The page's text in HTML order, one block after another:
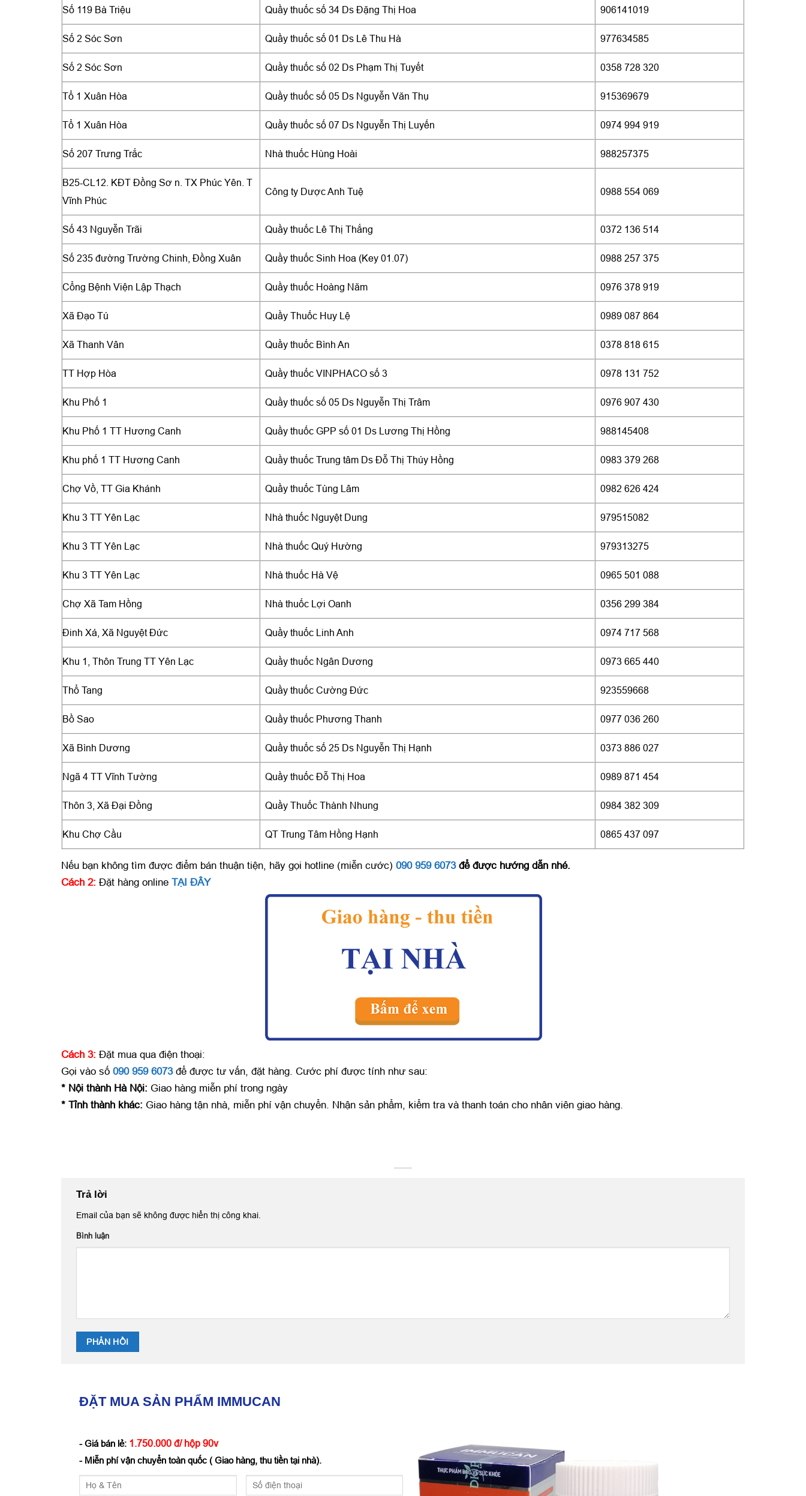
Số 119 Bà Triệu Quầy thuốc số 34 Ds Đặng Thị Hoa 906141019
Số 2 Sóc Sơn Quầy thuốc số 01 Ds Lê Thu Hà 977634585
Số 2 Sóc Sơn Quầy thuốc số 02 Ds Phạm Thị Tuyết 0358 728 320
Tổ 1 Xuân Hòa Quầy thuốc số 05 Ds Nguyễn Văn Thụ 915369679
Tổ 1 Xuân Hòa Quầy thuốc số 07 Ds Nguyễn Thị Luyến 0974 994 919
Số 207 Trưng Trắc Nhà thuốc Hùng Hoài 988257375
B25-CL12. KĐT Đồng Sơ n. TX Phúc Yên. T
Vĩnh Phúc
Công ty Dược Anh Tuệ 0988 554 069
Số 43 Nguyễn Trãi Quầy thuốc Lê Thị Thắng 0372 136 514
Số 235 đường Trường Chinh, Đồng Xuân Quầy thuốc Sinh Hoa (Key 01.07) 0988 257 375
Cổng Bệnh Viện Lập Thạch Quầy thuốc Hoàng Năm 0976 378 919
Xã Đạo Tú Quầy Thuốc Huy Lệ 0989 087 864
Xã Thanh Vân Quầy thuốc Bình An 0378 818 615
TT Hợp Hòa Quầy thuốc VINPHACO số 3 0978 131 752
Khu Phố 1 Quầy thuốc số 05 Ds Nguyễn Thị Trâm 0976 907 430
Khu Phố 1 TT Hương Canh Quầy thuốc GPP số 01 Ds Lương Thị Hồng 988145408
Khu phố 1 TT Hương Canh Quầy thuốc Trung tâm Ds Đỗ Thị Thúy Hồng 0983 379 268
Chợ Vồ, TT Gia Khánh Quầy thuốc Tùng Lâm 0982 626 424
Khu 3 TT Yên Lạc Nhà thuốc Nguyệt Dung 979515082
Khu 3 TT Yên Lạc Nhà thuốc Quý Hường 979313275
Khu 3 TT Yên Lạc Nhà thuốc Hà Vệ 0965 501 088
Chợ Xã Tam Hồng Nhà thuốc Lợi Oanh 0356 299 384
Đinh Xá, Xã Nguyệt Đức Quầy thuốc Linh Anh 0974 717 568
Khu 1, Thôn Trung TT Yên Lạc Quầy thuốc Ngân Dương 0973 665 440
Thổ Tang Quầy thuốc Cường Đức 923559668
Bồ Sao Quầy thuốc Phương Thanh 0977 036 260
Xã Bình Dương Quầy thuốc số 25 Ds Nguyễn Thị Hạnh 0373 886 027
Ngã 4 TT Vĩnh Tường Quầy thuốc Đỗ Thị Hoa 0989 871 454
Thôn 3, Xã Đại Đồng Quầy Thuốc Thành Nhung 0984 382 309
Khu Chợ Cầu QT Trung Tâm Hồng Hạnh 0865 437 097
Nếu bạn không tìm được điểm bán thuận tiện, hãy gọi hotline (miễn cước) 090 959 6073để được hướng dẫn nhé.
Cách 2: Đặt hàng online TẠI ĐÂY
Cách 3: Đặt mua qua điện thoại:
Gọi vào số 090 959 6073để được tư vấn, đặt hàng. Cước phí được tính như sau:
* Nội thành Hà Nội: Giao hàng miễn phí trong ngày
* Tỉnh thành khác: Giao hàng tận nhà, miễn phí vận chuyển. Nhận sản phẩm, kiểm tra và thanh toán cho nhân viên giao hàng.
Trả lời
Email của bạn sẽ không được hiển thị công khai.
Bình luận
ĐẶT MUA SẢN PHẨM IMMUCAN
- Giá bán lẻ: 1.750.000 đ/ hộp 90v
- Miễn phí vận chuyển toàn quốc ( Giao hàng, thu tiền tại nhà).